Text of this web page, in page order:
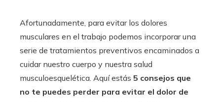
Afortunadamente, para evitar los dolores
musculares en el trabajo podemos incorporar una
serie de tratamientos preventivos encaminados a
cuidar nuestro cuerpo y nuestra salud
musculoesquelética. Aquí estás 5 consejos que
no te puedes perder para evitar el dolor de